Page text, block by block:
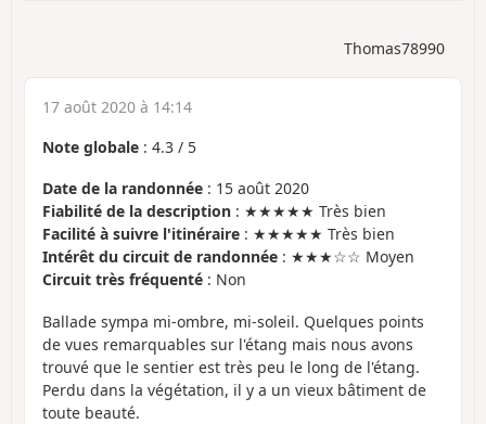
Thomas78990
17 août 2020 à 14:14
Note globale : 4.3 / 5
Date de la randonnée : 15 août 2020
Fiabilité de la description : ★★★★★ Très bien
Facilité à suivre l'itinéraire : ★★★★★ Très bien
Intérêt du circuit de randonnée : ★★★☆☆ Moyen
Circuit très fréquenté : Non
Ballade sympa mi-ombre, mi-soleil. Quelques points
de vues remarquables sur l'étang mais nous avons
trouvé que le sentier est très peu le long de l'étang.
Perdu dans la végétation, il y a un vieux bâtiment de
toute beauté.